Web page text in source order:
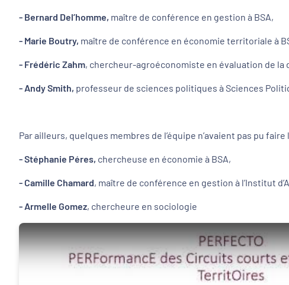
- Bernard Del’homme, maître de conférence en gestion à BSA,
- Marie Boutry, maître de conférence en économie territoriale à
- Frédéric Zahm, chercheur-agroéconomiste en évaluation de la
- Andy Smith, professeur de sciences politiques à Sciences
Par ailleurs, quelques membres de l’équipe n’avaient pas pu
- Stéphanie Péres, chercheuse en économie à BSA,
- Camille Chamard, maître de conférence en gestion à l’Institut
- Armelle Gomez, chercheure en sociologie